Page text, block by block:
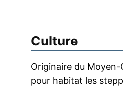
Culture
Originaire du Moyen-
pour habitat les